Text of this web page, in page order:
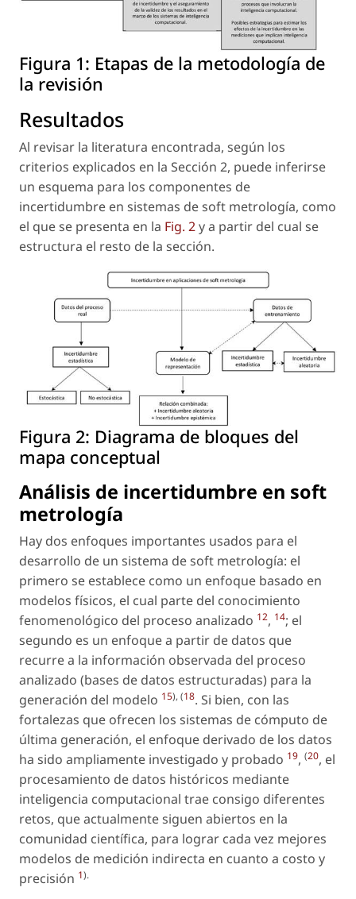
Figura 1: Etapas de la metodología de
la revisión
Resultados
Al revisar la literatura encontrada, según los
criterios explicados en la Sección 2, puede inferirse
un esquema para los componentes de
incertidumbre en sistemas de soft metrología, como
el que se presenta en la Fig. 2y a partir del cual se
estructura el resto de la sección.
Figura 2: Diagrama de bloques del
mapa conceptual
Análisis de incertidumbre en soft
metrología
Hay dos enfoques importantes usados para el
desarrollo de un sistema de soft metrología: el
primero se establece como un enfoque basado en
modelos físicos, el cual parte del conocimiento
fenomenológico del proceso analizado 12, 14; el
segundo es un enfoque a partir de datos que
recurre a la información observada del proceso
analizado (bases de datos estructuradas) para la
generación del modelo 15), (18. Si bien, con las
fortalezas que ofrecen los sistemas de cómputo de
última generación, el enfoque derivado de los datos
ha sido ampliamente investigado y probado 19, (20, el
procesamiento de datos históricos mediante
inteligencia computacional trae consigo diferentes
retos, que actualmente siguen abiertos en la
comunidad científica, para lograr cada vez mejores
modelos de medición indirecta en cuanto a costo y
precisión 1).